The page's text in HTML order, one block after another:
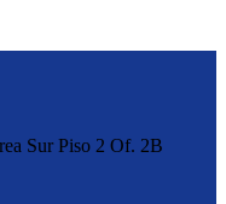
Sur Piso 2 Of. 2B